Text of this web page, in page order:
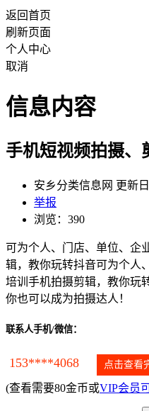
返回首页
刷新页面
个人中心
取消
信息内容
手机短视频拍摄、
安乡分类信息网 更新
举报
浏览：390
可为个人、门店、单位、企
辑，教你玩转抖音可为个人
培训手机拍摄剪辑，教你玩
你也可以成为拍摄达人！
联系人手机/微信：
153****4068 点击查看
(查看需要80金币或VIP会员